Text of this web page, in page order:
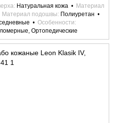
Натуральная кожа
Материал
Материал подошвы
Полиуретан
Особенности
Ортопедические